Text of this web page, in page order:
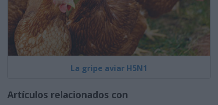
La gripe aviar H5N1
Artículos relacionados con